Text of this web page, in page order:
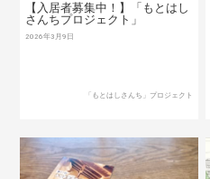
【入居者募集中！】「もとはし
さんちプロジェクト」
2026年3月9日
「もとはしさんち」プロジェクト